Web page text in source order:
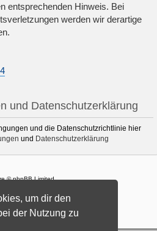
um dir den
der Nutzung zu
entsprechenden Hinweis. Bei
werden wir derartige
und Datenschutzerklärung
und die Datenschutzrichtlinie hier
und Datenschutzerklärung
© phpBB Limited
phpBB-Style-Design